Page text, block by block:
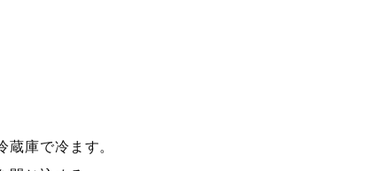
庫で冷ます。